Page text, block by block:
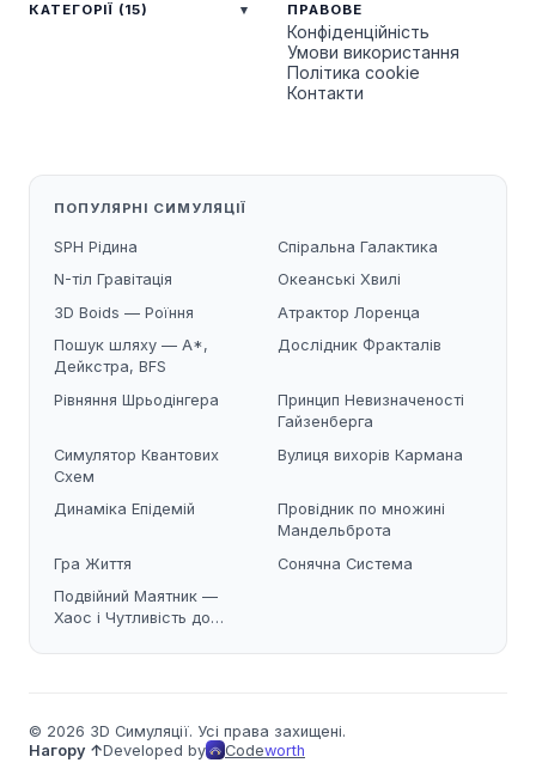
КАТЕГОРІЇ (15) ПРАВОВЕ
Конфіденційність
Умови використання
Політика cookie
Контакти
ПОПУЛЯРНІ СИМУЛЯЦІЇ
SPH Рідина
Спіральна Галактика
N-тіл Гравітація
Океанські Хвилі
3D Boids — Роїння
Атрактор Лоренца
Пошук шляху — A*,
Дейкстра, BFS
Дослідник Фракталів
Рівняння Шрьодінгера
Принцип Невизначеності
Гайзенберга
Симулятор Квантових
Схем
Вулиця вихорів Кармана
Динаміка Епідемій
Провідник по множині
Мандельброта
Гра Життя
Сонячна Система
Подвійний Маятник —
Хаос і Чутливість до
© 2026 3D Симуляції. Усі права захищені.
Нагору ↑Developed by Codeworth